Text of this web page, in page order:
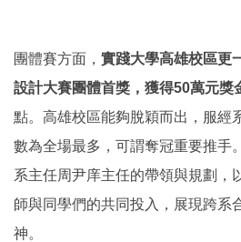
團體賽方面， 實踐大學高雄校區更
設計大賽團體首獎，獲得50萬元獎
點。高雄校區能夠脫穎而出，服經
數為全場最多，可謂奪冠重要推手
系主任周尹庠主任的帶領與規劃，
師與同學們的共同投入，展現跨系
神。